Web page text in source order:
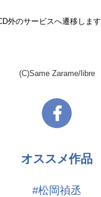
キャスト:大木咲絵子
外のサービスへ遷移します
(C)Same Zarame/libre
オススメ作品
#松岡禎丞